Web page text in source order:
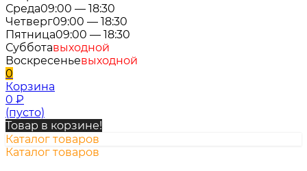
Среда09:00 — 18:30
Четверг09:00 — 18:30
Пятница09:00 — 18:30
Субботавыходной
Воскресеньевыходной
0
Корзина
0 ₽
(пусто)
Товар в корзине!
Каталог товаров
Каталог товаров